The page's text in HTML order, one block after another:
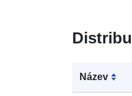
Název